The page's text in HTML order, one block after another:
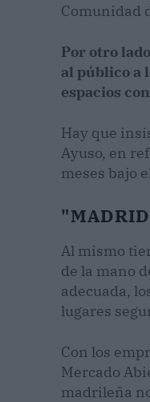
Comunidad
Por otro
al público a
espacios
Hay que
Ayuso, en
meses bajo
Al mismo
de la mano
adecuada,
lugares
Con los
Mercado
madrileña